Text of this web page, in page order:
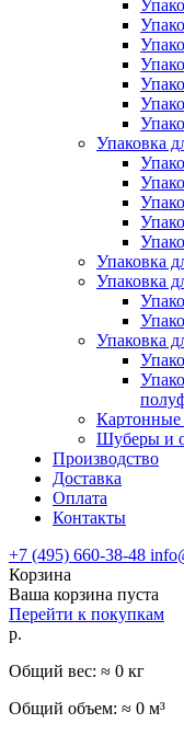
Упаковка
Упаковка
Упаковка
Упаковка
Картонные
Шуберы и
Производство
Доставка
Оплата
Контакты
+7 (495) 660-38-48
Корзина
Ваша корзина пуста
Перейти к покупкам
р.
Общий вес: ≈ 0 кг
Общий объем: ≈ 0 м³